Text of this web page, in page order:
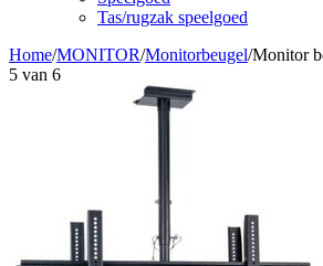
Tas/rugzak speelgoed
Home/MONITOR/Monitorbeugel/Monitor
5 van 6